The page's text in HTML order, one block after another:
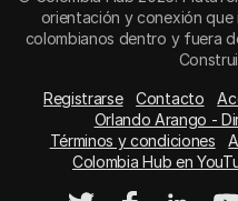
orientación y conexión
colombianos dentro y fuera
Registrarse Contacto
Orlando Arango -
Términos y condiciones
Colombia Hub en